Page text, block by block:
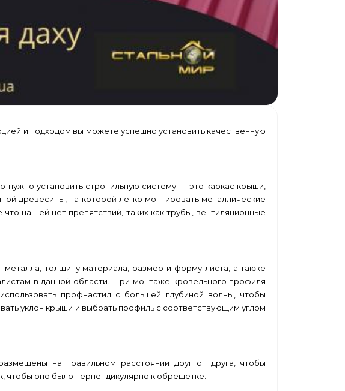
и подходом вы можете успешно установить качественную
нужно установить стропильную систему — это каркас крыши,
древесины, на которой легко монтировать металлические
на ней нет препятствий, таких как трубы, вентиляционные
толщину материала, размер и форму листа, а также
в данной области. При монтаже кровельного профиля
профнастил с большей глубиной волны, чтобы
уклон крыши и выбрать профиль с соответствующим углом
на правильном расстоянии друг от друга, чтобы
чтобы оно было перпендикулярно к обрешетке.